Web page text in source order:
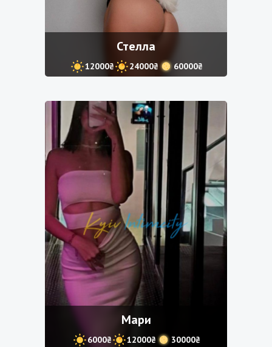
Стелла
12000₴ 24000₴ 60000₴
Мари
6000₴ 12000₴ 30000₴